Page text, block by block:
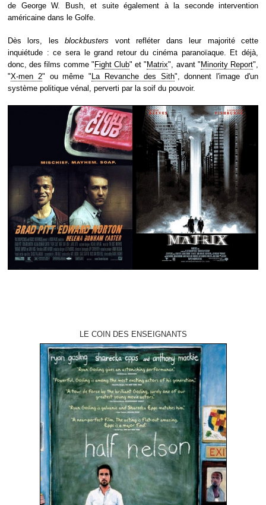
de George W. Bush, et suite également à la seconde intervention
américaine dans le Golfe.
Dès lors, lesblockbusters vont refléter dans leur majorité cette
inquiétude : ce sera le grand retour du cinéma paranoïaque. Et déjà,
donc, des films comme "Fight Club" et "Matrix", avant "Minority Report",
"X-men 2" ou même "La Revanche des Sith", donnent l'image d'un
système politique vénal, perverti par la soif du pouvoir.
LE COIN DES ENSEIGNANTS